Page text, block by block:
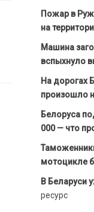
Пожар в
на
Машина
вспыхнуло
На дорогах
произошло
Белоруса
000 — что
мотоцикле
В Беларуси
ресурс